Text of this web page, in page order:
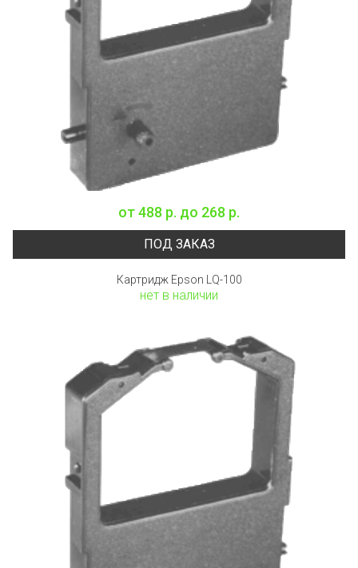
от488 р. до 268 р.
ПОД ЗАКАЗ
Картридж Epson LQ-100
нет в наличии